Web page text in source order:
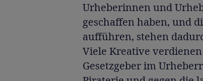
Urheberinnen und
geschaffen haben, und
aufführen, stehen
Viele Kreative
Gesetzgeber im